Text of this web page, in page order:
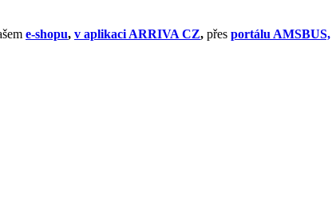
e-shopu, v aplikaci ARRIVA CZ, přes portálu AMSBUS,